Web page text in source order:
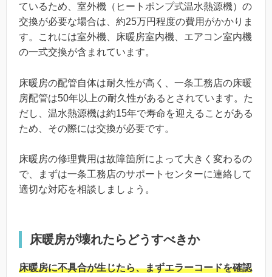
ているため、室外機（ヒートポンプ式温水熱源機）の
交換が必要な場合は、約25万円程度の費用がかかりま
す。これには室外機、床暖房室内機、エアコン室内機
の一式交換が含まれています。
床暖房の配管自体は耐久性が高く、一条工務店の床暖
房配管は50年以上の耐久性があるとされています。た
だし、温水熱源機は約15年で寿命を迎えることがある
ため、その際には交換が必要です。
床暖房の修理費用は故障箇所によって大きく変わるの
で、まずは一条工務店のサポートセンターに連絡して
適切な対応を相談しましょう。
床暖房が壊れたらどうすべきか
床暖房に不具合が生じたら、まずエラーコードを確認